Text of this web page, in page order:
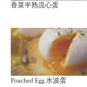
香菜半熟流心蛋
Poached Egg 水波蛋